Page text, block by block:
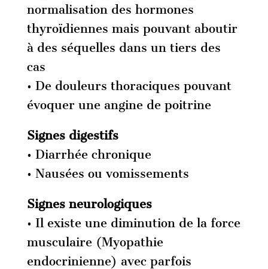
normalisation des hormones
thyroïdiennes mais pouvant aboutir
à des séquelles dans un tiers des
cas
• De douleurs thoraciques pouvant
évoquer une angine de poitrine
Signes digestifs
• Diarrhée chronique
• Nausées ou vomissements
Signes neurologiques
• Il existe une diminution de la force
musculaire (Myopathie
endocrinienne) avec parfois